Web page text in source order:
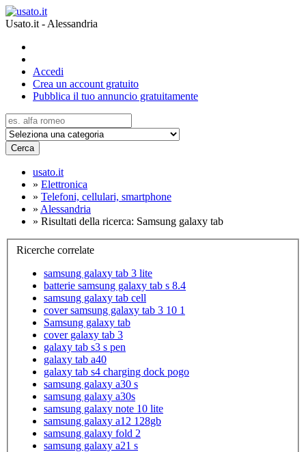
Usato.it - Alessandria
Accedi
Crea un account gratuito
Pubblica il tuo annuncio gratuitamente
Cerca
usato.it
» Elettronica
» Telefoni, cellulari, smartphone
» Alessandria
» Risultati della ricerca: Samsung galaxy tab
Ricerche correlate
samsung galaxy tab 3 lite
batterie samsung galaxy tab s 8.4
samsung galaxy tab cell
cover samsung galaxy tab 3 10 1
Samsung galaxy tab
cover galaxy tab 3
galaxy tab s3 s pen
galaxy tab a40
galaxy tab s4 charging dock pogo
samsung galaxy a30 s
samsung galaxy a30s
samsung galaxy note 10 lite
samsung galaxy a12 128gb
samsung galaxy fold 2
samsung galaxy a21 s